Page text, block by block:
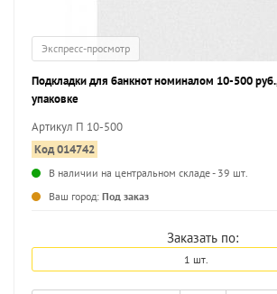
Экспресс-просмотр
Подкладки для банкнот номиналом 10-500
упаковке
Артикул П 10-500
Код 014742
В наличии на центральном складе - 39 шт.
Ваш город: Под заказ
Заказать по:
1 шт.